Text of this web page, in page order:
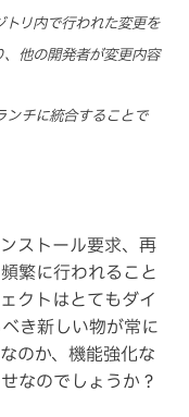
リ内で行われた変更を
他の開発者が変更内容
ンチに統合することで
ストール要求、再
繁に行われること
クトはとてもダイ
き新しい物が常に
のか、機能強化な
なのでしょうか？